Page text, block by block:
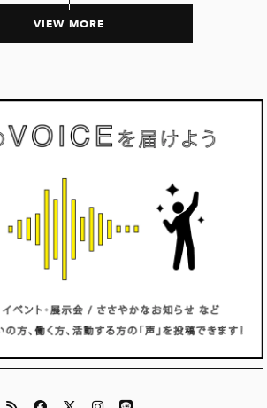
VIEW MORE